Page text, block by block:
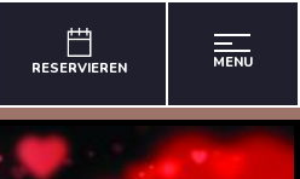
RESERVIEREN MENU